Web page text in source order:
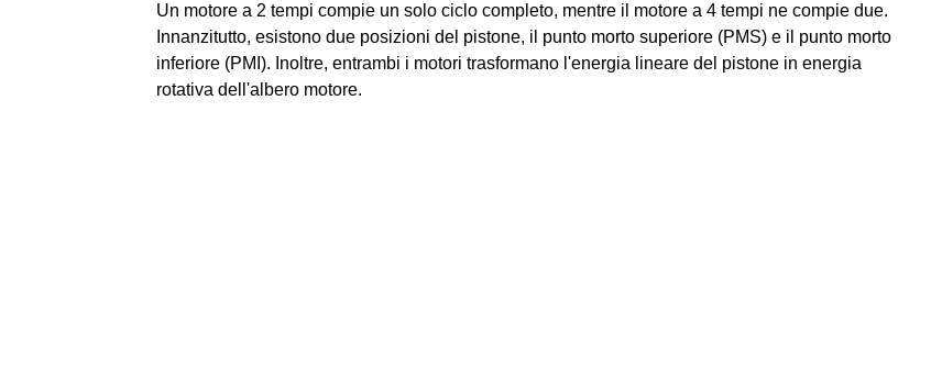
Un motore a 2 tempi compie un solo ciclo completo, mentre il motore a 4 tempi ne compie due.
Innanzitutto, esistono due posizioni del pistone, il punto morto superiore (PMS) e il punto morto
inferiore (PMI). Inoltre, entrambi i motori trasformano l'energia lineare del pistone in energia
rotativa dell'albero motore.